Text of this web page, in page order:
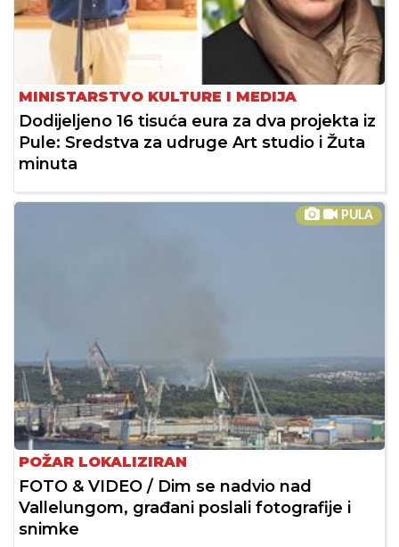
MINISTARSTVO KULTURE I MEDIJA
Dodijeljeno 16 tisuća eura za dva projekta iz
Pule: Sredstva za udruge Art studio i Žuta
minuta
PULA
POŽAR LOKALIZIRAN
FOTO & VIDEO / Dim se nadvio nad
Vallelungom, građani poslali fotografije i
snimke